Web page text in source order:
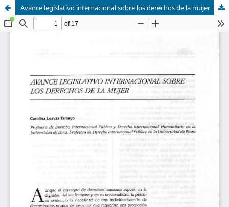
Avance legislativo internacional sobre los derechos de la mujer